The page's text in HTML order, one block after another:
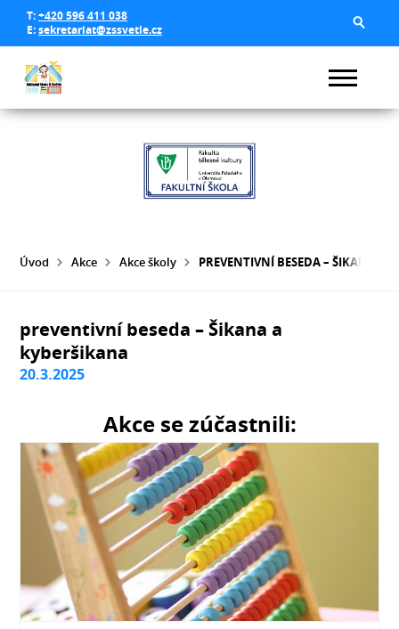
T:+420 596 411 038
E:sekretariat@zssvetle.cz
Úvod Akce Akce školy PREVENTIVNÍ BESEDA – ŠIKANA A
preventivní beseda – Šikana a
kyberšikana
20.3.2025
Akce se zúčastnili: